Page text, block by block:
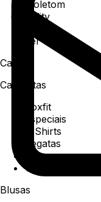
Moletom
Utility
Ver todos
Camisa
Camisetas
Boxfit
Especiais
T-Shirts
Regatas
Polo
Ver todos
Blusas